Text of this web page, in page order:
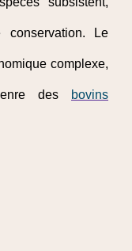
conservation. Le
complexe,
des bovins